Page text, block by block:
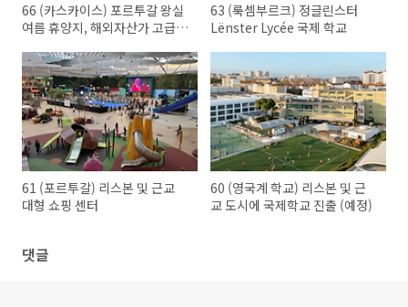
66 (카스카이스) 포르투갈 왕실
여름 휴양지, 해외자산가 고급주
63 (룩셈부르크) 정글린스터
Lënster Lycée 국제 학교
61 (포르투갈) 리스본 및 근교
대형 쇼핑 센터
60 (영국계 학교) 리스본 및 근
교 도시에 국제학교 진출 (예정)
댓글